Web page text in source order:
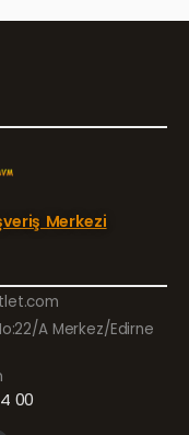
Merkezi
A Merkez/Edirne
00